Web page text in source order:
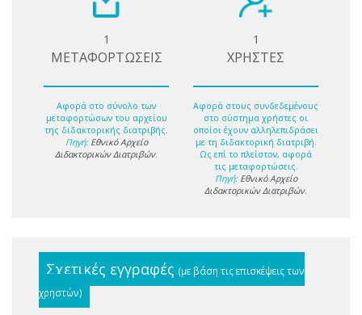
1
ΜΕΤΑΦΟΡΤΩΣΕΙΣ
Αφορά στο σύνολο των
μεταφορτώσων του αρχείου
της διδακτορικής διατριβής.
Πηγή: Εθνικό Αρχείο
Διδακτορικών Διατριβών.
1
ΧΡΗΣΤΕΣ
Αφορά στους συνδεδεμένους
στο σύστημα χρήστες οι
οποίοι έχουν αλληλεπιδράσει
με τη διδακτορική διατριβή.
Ως επί το πλείστον, αφορά
τις μεταφορτώσεις.
Πηγή: Εθνικό Αρχείο
Διδακτορικών Διατριβών.
Σχετικές εγγραφές (με βάση τις επισκέψεις των
χρηστών)